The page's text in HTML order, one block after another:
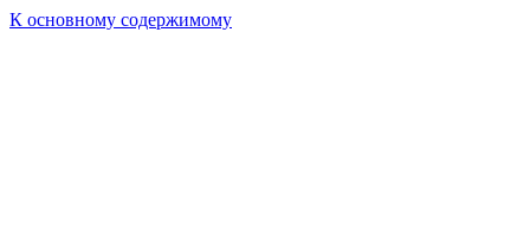
К основному содержимому